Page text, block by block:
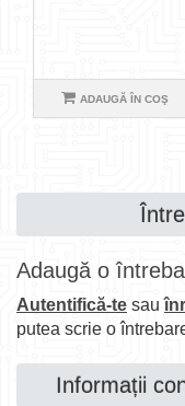
ADAUGĂ ÎN COŞ
Adaugă o
Autentifică-te sau
putea scrie o
Informații